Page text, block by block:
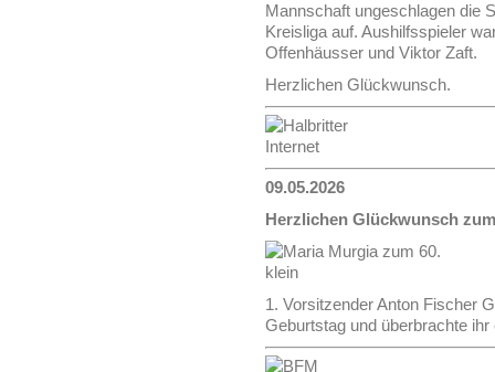
Mannschaft ungeschlagen die
Kreisliga auf. Aushilfsspieler
Offenhäusser und Viktor Zaft.
Herzlichen Glückwunsch.
09.05.2026
Herzlichen Glückwunsch
1. Vorsitzender Anton Fischer
Geburtstag und überbrachte